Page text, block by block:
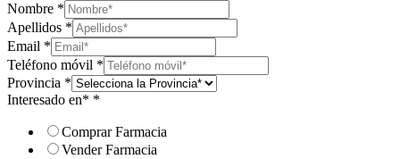
Nombre *
Apellidos *
Email *
Teléfono móvil *
Provincia *
Interesado en* *
Comprar Farmacia
Vender Farmacia